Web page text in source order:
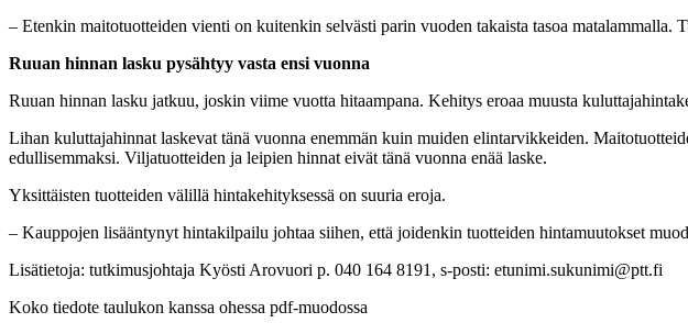
– Etenkin maitotuotteiden vienti on kuitenkin selvästi parin vuoden takaista tasoa
Ruuan hinnan lasku pysähtyy vasta ensi vuonna
Ruuan hinnan lasku jatkuu, joskin viime vuotta hitaampana. Kehitys eroaa muusta
Lihan kuluttajahinnat laskevat tänä vuonna enemmän kuin muiden elintarvikkeiden.
edullisemmaksi. Viljatuotteiden ja leipien hinnat eivät tänä vuonna enää laske.
Yksittäisten tuotteiden välillä hintakehityksessä on suuria eroja.
– Kauppojen lisääntynyt hintakilpailu johtaa siihen, että joidenkin tuotteiden hintamuutokset
Lisätietoja: tutkimusjohtaja Kyösti Arovuori p. 040 164 8191, s-posti: etunimi.sukunimi@ptt.fi
Koko tiedote taulukon kanssa ohessa pdf-muodossa